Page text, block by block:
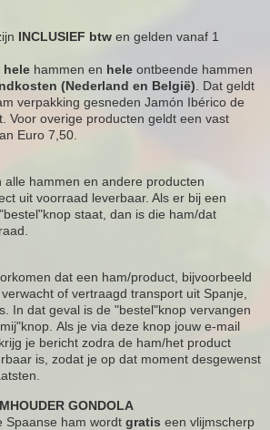
INCLUSIEF btw en gelden vanaf 1
hele hammen en hele ontbeende hammen
(Nederland en België) . Dat geldt
verpakking gesneden Jamón Ibérico de
Voor overige producten geldt een vast
Euro 7,50.
alle hammen en andere producten
uit voorraad leverbaar. Als er bij een
staat, dan is die ham/dat
dat een ham/product, bijvoorbeeld
of vertraagd transport uit Spanje,
In dat geval is de "bestel"knop vervangen
Als je via deze knop jouw e-mail
je bericht zodra de ham/het product
is, zodat je op dat moment desgewenst
GONDOLA
Spaanse ham wordt gratis een vlijmscherp